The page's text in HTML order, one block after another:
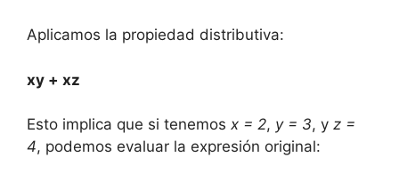
Aplicamos la ‍propiedad distributiva:
xy + xz
Esto implica‍ que si tenemos x = 2, y = 3, y z =
4, podemos evaluar ⁤la​ expresión ​original: